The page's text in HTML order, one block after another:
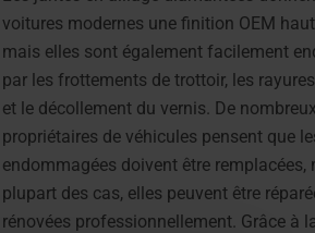
voitures modernes une finition OEM
mais elles sont également facilement
par les frottements de trottoir, les
et le décollement du vernis. De nombreux
propriétaires de véhicules pensent que
endommagées doivent être remplacées,
plupart des cas, elles peuvent être
rénovées professionnellement. Grâce à